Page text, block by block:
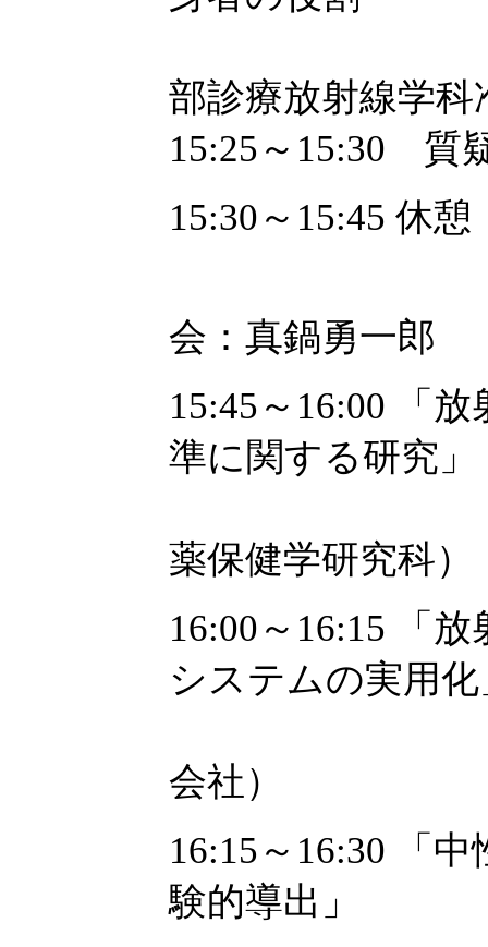
部診療放射線学科
15:25～15:30 質
15:30～15:45 休憩
会：真鍋勇一郎
15:45～16:00 「
準に関する研究」
薬保健学研究科）
16:00～16:15 「
システムの実用化
会社）
16:15～16:30 「
験的導出」